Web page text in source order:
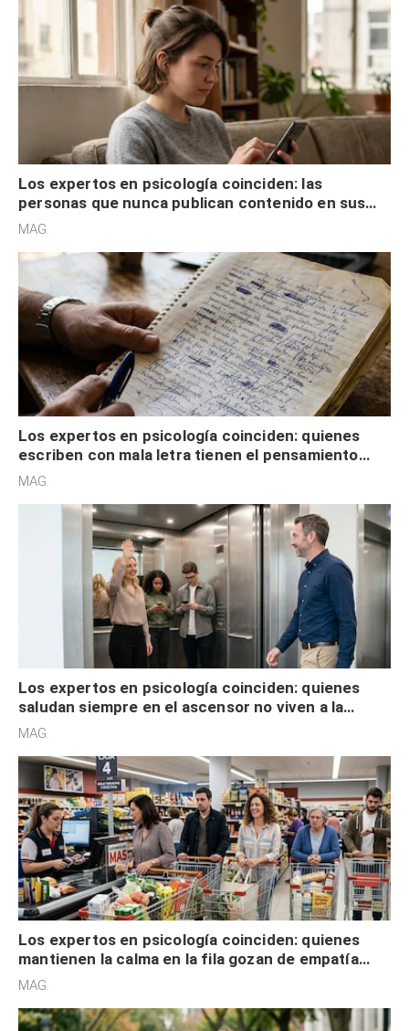
Los expertos en psicología coinciden: las
personas que nunca publican contenido en sus
redes sociales no pretenden buscar validación
MAG.
Los expertos en psicología coinciden: quienes
escriben con mala letra tienen el pensamiento
acelerado y no lo hacen por desinterés
MAG.
Los expertos en psicología coinciden: quienes
saludan siempre en el ascensor no viven a la
defensiva y tienen apertura social
MAG.
Los expertos en psicología coinciden: quienes
mantienen la calma en la fila gozan de empatía
cognitiva, gratitud y no solo tienen autocontrol
MAG.